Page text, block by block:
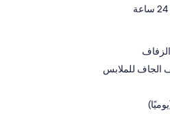
الجاف للملابس